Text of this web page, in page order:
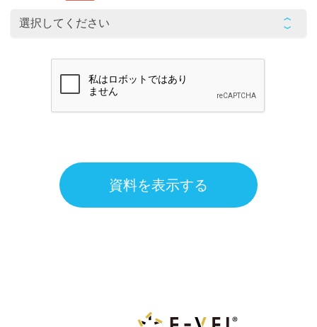
資料を表示する